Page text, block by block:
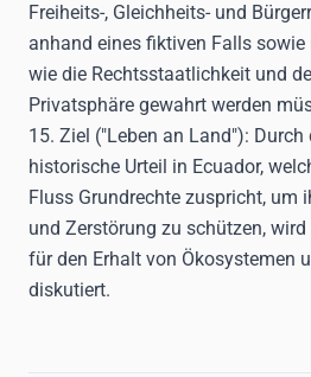
Freiheits-, Gleichheits- und
anhand eines fiktiven Falls
wie die Rechtsstaatlichkeit und
Privatsphäre gewahrt werden
15. Ziel ("Leben an Land"): Durch
historische Urteil in Ecuador,
Fluss Grundrechte zuspricht, um
und Zerstörung zu schützen,
für den Erhalt von Ökosystemen
diskutiert.